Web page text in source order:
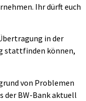
Ihr dürft euch
in der
stattfinden können,
von Problemen
der BW-Bank aktuell